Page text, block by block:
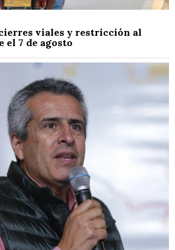
viales y restricción al
7 de agosto